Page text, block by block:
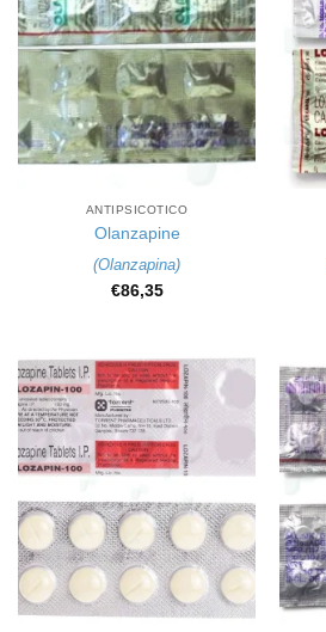
ANTIPSICOTICO
Olanzapine
(Olanzapina)
€86,35